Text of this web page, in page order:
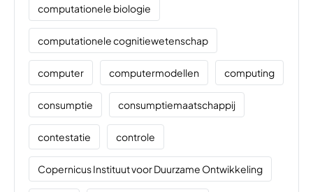
computationele biologie
computationele cognitiewetenschap
computer computermodellen computing
consumptie consumptiemaatschappij
contestatie controle
Copernicus Instituut voor Duurzame Ontwikkeling